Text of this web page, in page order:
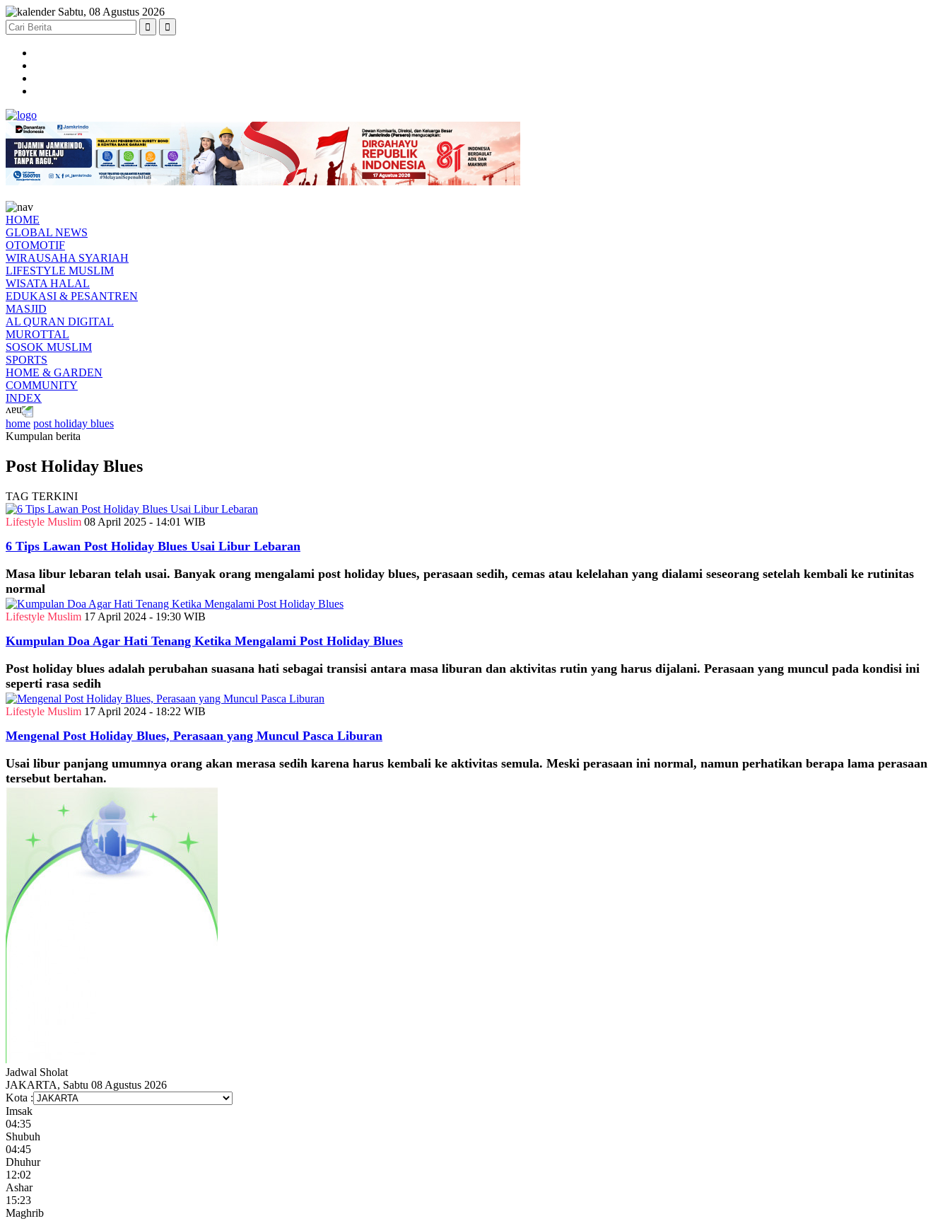
Sabtu, 08 Agustus 2026
HOME
GLOBAL NEWS
OTOMOTIF
WIRAUSAHA SYARIAH
LIFESTYLE MUSLIM
WISATA HALAL
EDUKASI & PESANTREN
MASJID
AL QURAN DIGITAL
MUROTTAL
SOSOK MUSLIM
SPORTS
HOME & GARDEN
COMMUNITY
INDEX
home post holiday blues
Kumpulan berita
Post Holiday Blues
TAG TERKINI
Lifestyle Muslim 08 April 2025 - 14:01 WIB
6 Tips Lawan Post Holiday Blues Usai Libur Lebaran
Masa libur lebaran telah usai. Banyak orang mengalami post holiday blues, perasaan sedih, cemas atau kelelahan yang dialami seseorang setelah kembali ke rutinitas
normal
Lifestyle Muslim 17 April 2024 - 19:30 WIB
Kumpulan Doa Agar Hati Tenang Ketika Mengalami Post Holiday Blues
Post holiday blues adalah perubahan suasana hati sebagai transisi antara masa liburan dan aktivitas rutin yang harus dijalani. Perasaan yang muncul pada kondisi ini
seperti rasa sedih
Lifestyle Muslim 17 April 2024 - 18:22 WIB
Mengenal Post Holiday Blues, Perasaan yang Muncul Pasca Liburan
Usai libur panjang umumnya orang akan merasa sedih karena harus kembali ke aktivitas semula. Meski perasaan ini normal, namun perhatikan berapa lama perasaan
tersebut bertahan.
Jadwal Sholat
JAKARTA, Sabtu 08 Agustus 2026
Kota :
Imsak
04:35
Shubuh
04:45
Dhuhur
12:02
Ashar
15:23
Maghrib